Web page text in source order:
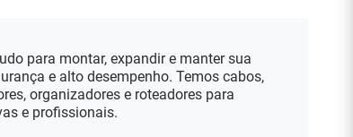
para montar, expandir e manter sua
e alto desempenho. Temos cabos,
organizadores e roteadores para
e profissionais.